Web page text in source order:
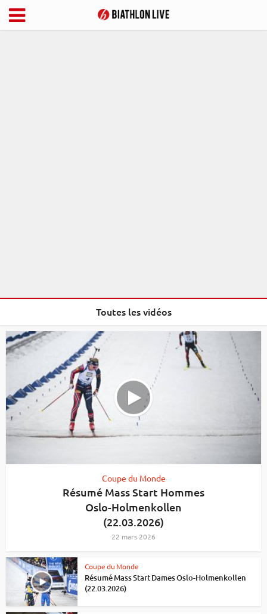
Toutes les vidéos
Coupe du Monde
Résumé Mass Start Hommes
Oslo-Holmenkollen
(22.03.2026)
22 mars 2026
Coupe du Monde
Résumé Mass Start Dames Oslo-Holmenkollen
(22.03.2026)